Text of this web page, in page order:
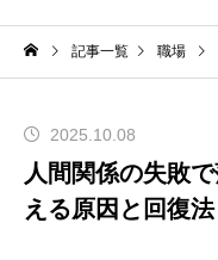
記事一覧 職場
2025.10.08
人間関係の失敗
える原因と回復法